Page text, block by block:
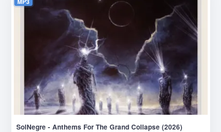
SolNegre - Anthems For The Grand Collapse (2026)